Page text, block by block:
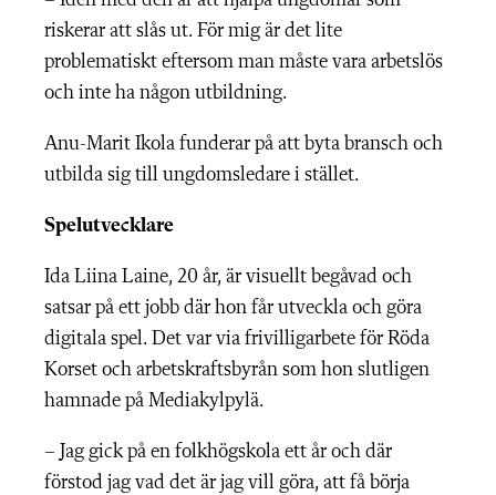
riskerar att slås ut. För mig är det lite
problematiskt eftersom man måste vara arbetslös
och inte ha någon utbildning.
Anu-Marit Ikola funderar på att byta bransch och
utbilda sig till ungdomsledare i stället.
Spelutvecklare
Ida Liina Laine, 20 år, är visuellt begåvad och
satsar på ett jobb där hon får utveckla och göra
digitala spel. Det var via frivilligarbete för Röda
Korset och arbetskraftsbyrån som hon slutligen
hamnade på Mediakylpylä.
– Jag gick på en folkhögskola ett år och där
förstod jag vad det är jag vill göra, att få börja